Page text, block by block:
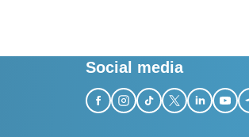
Social media